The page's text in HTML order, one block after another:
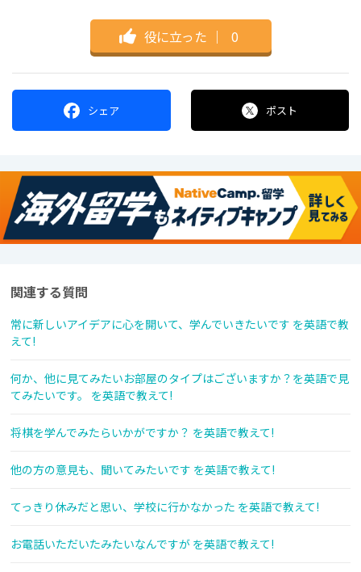
役に立った ｜ 0
シェア ポスト
関連する質問
常に新しいアイデアに心を開いて、学んでいきたいです を英語で教
えて!
何か、他に見てみたいお部屋のタイプはございますか？を英語で見
てみたいです。 を英語で教えて!
将棋を学んでみたらいかがですか？ を英語で教えて!
他の方の意見も、聞いてみたいです を英語で教えて!
てっきり休みだと思い、学校に行かなかった を英語で教えて!
お電話いただいたみたいなんですが を英語で教えて!